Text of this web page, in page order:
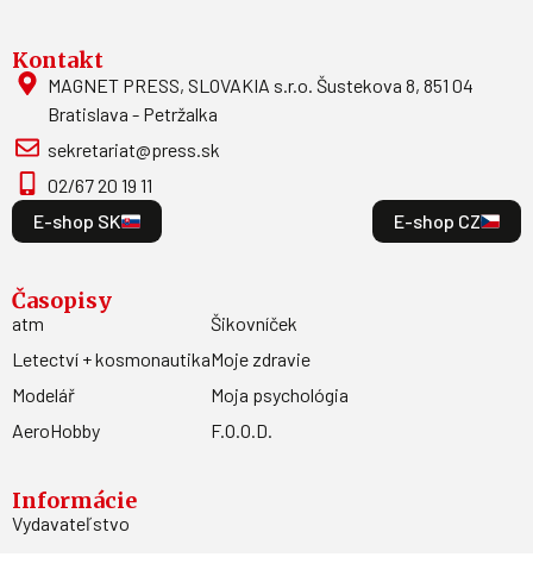
Kontakt
MAGNET PRESS, SLOVAKIA s.r.o. Šustekova 8, 851 04
Bratislava - Petržalka
sekretariat@press.sk
02/67 20 19 11
E-shop SK
E-shop CZ
Časopisy
atm
Letectví + kosmonautika
Modelář
AeroHobby
Šikovníček
Moje zdravie
Moja psychológia
F.O.O.D.
Informácie
Vydavateľstvo